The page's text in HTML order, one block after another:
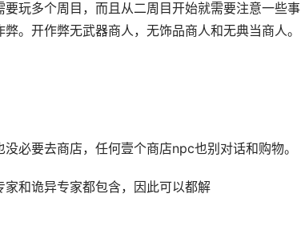
玩多个周目，而且从二周目开始就需要注意一些事
。开作弊无武器商人，无饰品商人和无典当商人。
必要去商店，任何壹个商店npc也别对话和购物。
和诡异专家都包含，因此可以都解